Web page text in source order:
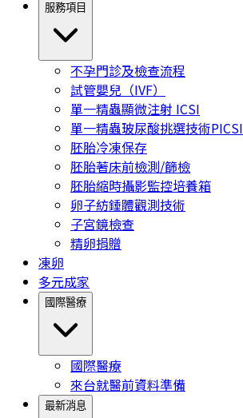
服務項目
不孕門診及檢查流程
試管嬰兒（IVF）
單一精蟲顯微注射 ICSI
單一精蟲玻尿酸挑選技術PICSI
胚胎冷凍保存
胚胎著床前檢測/篩檢
胚胎縮時攝影監控培養箱
卵子紡錘體觀測技術
子宮鏡檢查
精卵捐贈
凍卵
多元成家
國際醫療
國際醫療
來台就醫前資料準備
最新消息